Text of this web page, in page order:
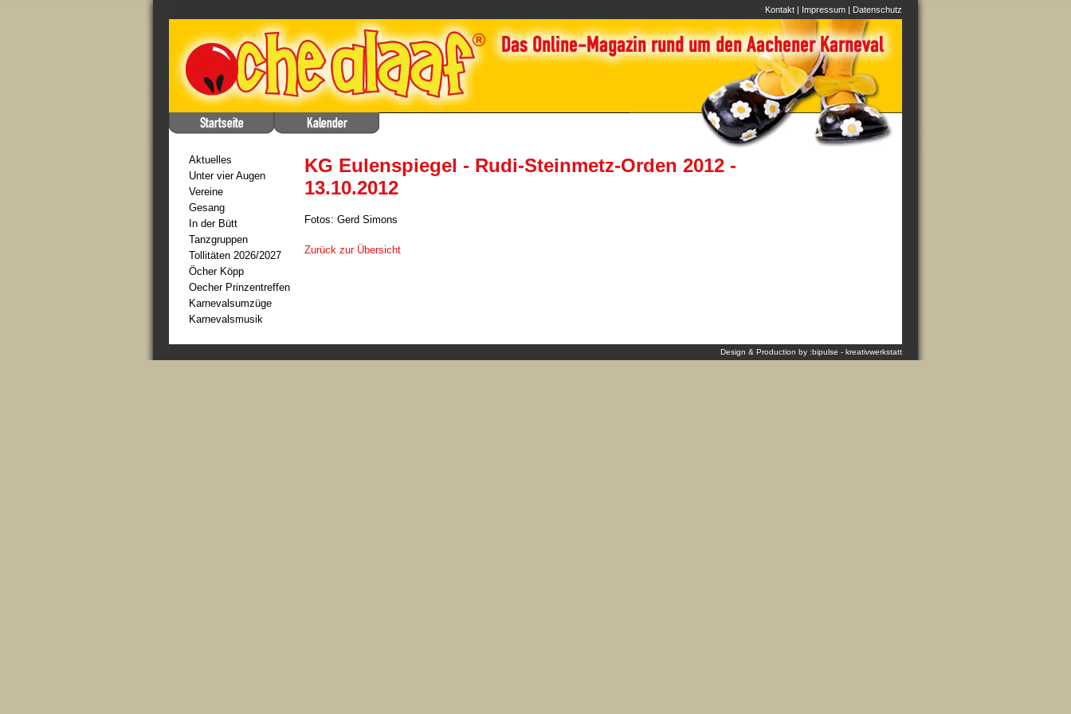
Kontakt | Impressum | Datenschutz
Aktuelles
Unter vier Augen
Vereine
Gesang
In der Bütt
Tanzgruppen
Tollitäten 2026/2027
Öcher Köpp
Oecher Prinzentreffen
Karnevalsumzüge
Karnevalsmusik
KG Eulenspiegel - Rudi-Steinmetz-Orden 2012 -
13.10.2012
Fotos: Gerd Simons
Zurück zur Übersicht
Design & Production by :bipulse - kreativwerkstatt